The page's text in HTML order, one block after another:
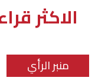
الاكثر
منبر الرأي